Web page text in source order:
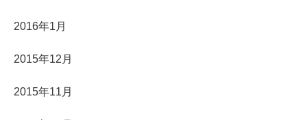
2016年1月
2015年12月
2015年11月